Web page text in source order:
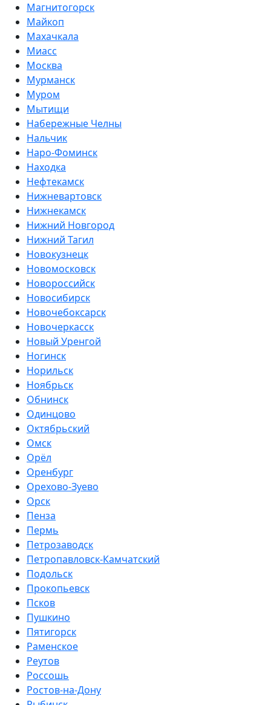
Магнитогорск
Майкоп
Махачкала
Миасс
Москва
Мурманск
Муром
Мытищи
Набережные Челны
Нальчик
Наро-Фоминск
Находка
Нефтекамск
Нижневартовск
Нижнекамск
Нижний Новгород
Нижний Тагил
Новокузнецк
Новомосковск
Новороссийск
Новосибирск
Новочебоксарск
Новочеркасск
Новый Уренгой
Ногинск
Норильск
Ноябрьск
Обнинск
Одинцово
Октябрьский
Омск
Орёл
Оренбург
Орехово-Зуево
Орск
Пенза
Пермь
Петрозаводск
Петропавловск-Камчатский
Подольск
Прокопьевск
Псков
Пушкино
Пятигорск
Раменское
Реутов
Россошь
Ростов-на-Дону